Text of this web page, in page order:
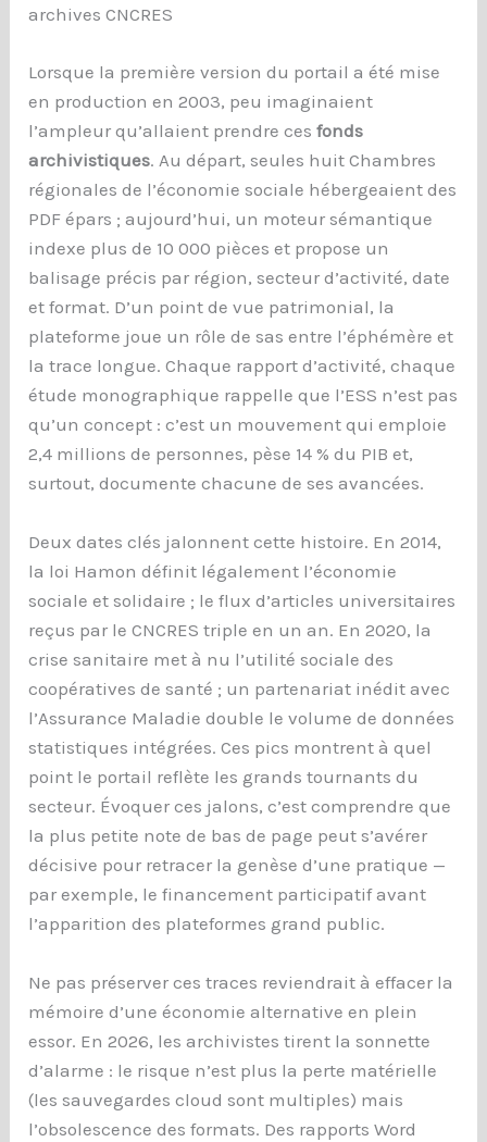
archives CNCRES
Lorsque la première version du portail a été mise
en production en 2003, peu imaginaient
l’ampleur qu’allaient prendre cesfonds
archivistiques. Au départ, seules huit Chambres
régionales de l’économie sociale hébergeaient des
PDF épars ; aujourd’hui, un moteur sémantique
indexe plus de 10 000 pièces et propose un
balisage précis par région, secteur d’activité, date
et format. D’un point de vue patrimonial, la
plateforme joue un rôle de sas entre l’éphémère et
la trace longue. Chaque rapport d’activité, chaque
étude monographique rappelle que l’ESS n’est pas
qu’un concept : c’est un mouvement qui emploie
2,4 millions de personnes, pèse 14 % du PIB et,
surtout, documente chacune de ses avancées.
Deux dates clés jalonnent cette histoire. En 2014,
la loi Hamon définit légalement l’économie
sociale et solidaire ; le flux d’articles universitaires
reçus par le CNCRES triple en un an. En 2020, la
crise sanitaire met à nu l’utilité sociale des
coopératives de santé ; un partenariat inédit avec
l’Assurance Maladie double le volume de données
statistiques intégrées. Ces pics montrent à quel
point le portail reflète les grands tournants du
secteur. Évoquer ces jalons, c’est comprendre que
la plus petite note de bas de page peut s’avérer
décisive pour retracer la genèse d’une pratique —
par exemple, le financement participatif avant
l’apparition des plateformes grand public.
Ne pas préserver ces traces reviendrait à effacer la
mémoire d’une économie alternative en plein
essor. En 2026, les archivistes tirent la sonnette
d’alarme : le risque n’est plus la perte matérielle
(les sauvegardes cloud sont multiples) mais
l’obsolescence des formats. Des rapports Word